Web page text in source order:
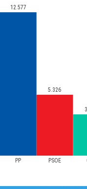
PP PSOE
12.577
5.326